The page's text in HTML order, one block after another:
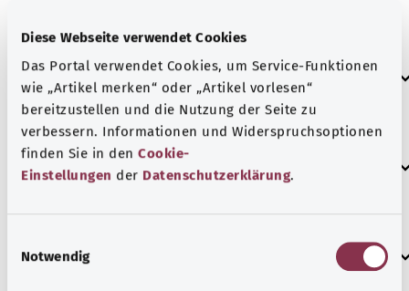
Diese Webseite verwendet Cookies
Das Portal verwendet Cookies, um Service-Funktionen
wie „Artikel merken“ oder „Artikel vorlesen“
bereitzustellen und die Nutzung der Seite zu
verbessern. Informationen und Widerspruchsoptionen
finden Sie in den Cookie-
Einstellungen der Datenschutzerklärung.
Notwendig
الأسباب
عوامل الخطر
الوقاية